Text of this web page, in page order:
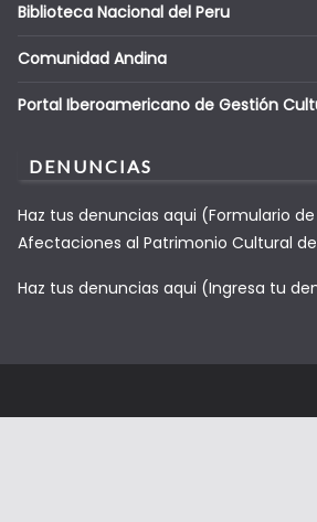
Biblioteca Nacional del Peru
Comunidad Andina
Portal Iberoamericano de Gestión
DENUNCIAS
Haz tus denuncias aqui (Formulario
Afectaciones al Patrimonio Cultural
Haz tus denuncias aqui (Ingresa tu